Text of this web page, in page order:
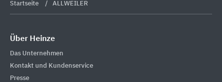
Startseite ALLWEILER
Über Heinze
Das Unternehmen
Kontakt und Kundenservice
Presse